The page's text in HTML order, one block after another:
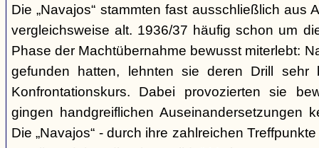
Die „Navajos“ stammten fast ausschließlich aus
vergleichsweise alt. 1936/37 häufig schon um
Phase der Machtübernahme bewusst miterlebt:
gefunden hatten, lehnten sie deren Drill
Konfrontationskurs. Dabei provozierten sie
gingen handgreiflichen Auseinandersetzungen
Die „Navajos“ - durch ihre zahlreichen